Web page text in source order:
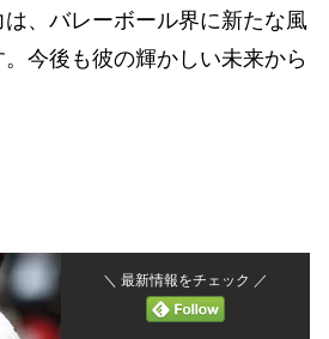
、バレーボール界に新たな風
今後も彼の輝かしい未来から
＼ 最新情報をチェック ／